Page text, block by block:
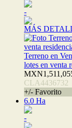
-
MÁS
Terreno en
lotes en venta
CLA4436732
+/- Favorito
6.0 Ha
-